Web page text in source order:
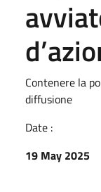
Contenere la
diffusione
Date :
19 May 2025